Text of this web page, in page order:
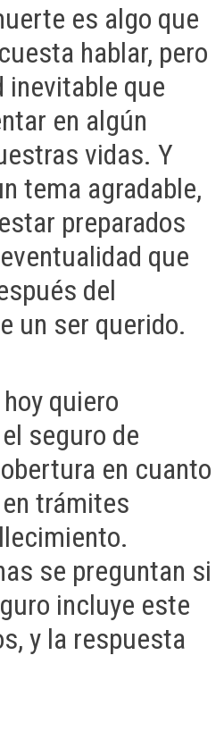
es algo que
hablar, pero
inevitable que
en algún
vidas. Y
tema agradable,
preparados
que
del
un ser querido.
quiero
seguro de
en cuanto
trámites
se preguntan si
incluye este
y la respuesta